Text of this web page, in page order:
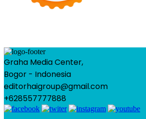
Graha Media Center,
Bogor - Indonesia
editorhaigroup@gmail.com
+628557777888